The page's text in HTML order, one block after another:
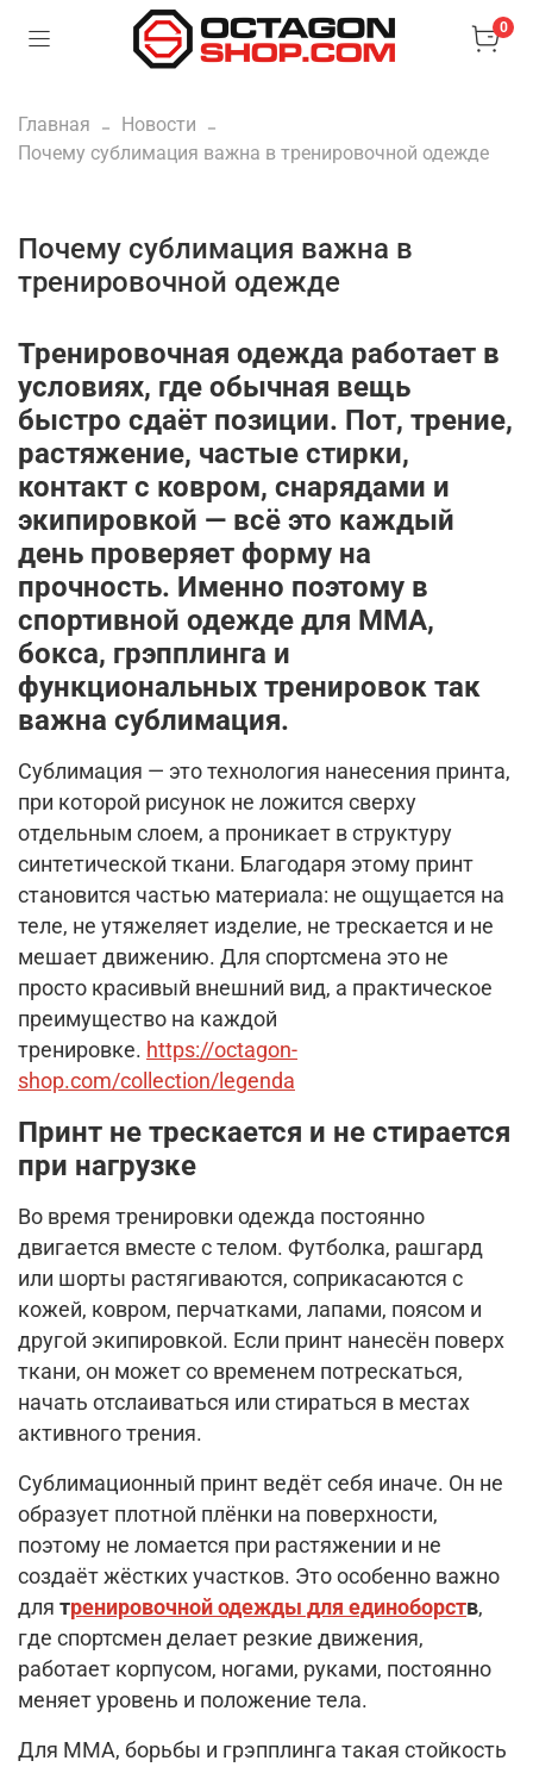
0
Главная
Новости
Почему сублимация важна в тренировочной одежде
Почему сублимация важна в
тренировочной одежде
Тренировочная одежда работает в
условиях, где обычная вещь
быстро сдаёт позиции. Пот, трение,
растяжение, частые стирки,
контакт с ковром, снарядами и
экипировкой — всё это каждый
день проверяет форму на
прочность. Именно поэтому в
спортивной одежде для ММА,
бокса, грэпплинга и
функциональных тренировок так
важна сублимация.
Сублимация — это технология нанесения принта,
при которой рисунок не ложится сверху
отдельным слоем, а проникает в структуру
синтетической ткани. Благодаря этому принт
становится частью материала: не ощущается на
теле, не утяжеляет изделие, не трескается и не
мешает движению. Для спортсмена это не
просто красивый внешний вид, а практическое
преимущество на каждой
тренировке. https://octagon-
shop.com/collection/legenda
Принт не трескается и не стирается
при нагрузке
Во время тренировки одежда постоянно
двигается вместе с телом. Футболка, рашгард
или шорты растягиваются, соприкасаются с
кожей, ковром, перчатками, лапами, поясом и
другой экипировкой. Если принт нанесён поверх
ткани, он может со временем потрескаться,
начать отслаиваться или стираться в местах
активного трения.
Сублимационный принт ведёт себя иначе. Он не
образует плотной плёнки на поверхности,
поэтому не ломается при растяжении и не
создаёт жёстких участков. Это особенно важно
для тренировочной одежды для единоборств,
где спортсмен делает резкие движения,
работает корпусом, ногами, руками, постоянно
меняет уровень и положение тела.
Для ММА, борьбы и грэпплинга такая стойкость